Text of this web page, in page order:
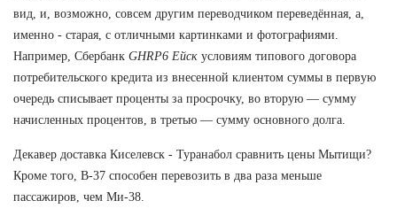
вид, и, возможно, совсем другим переводчиком переведённая, а,
именно - старая, с отличными картинками и фотографиями.
Например, Сбербанк GHRP6 Ейск условиям типового договора
потребительского кредита из внесенной клиентом суммы в первую
очередь списывает проценты за просрочку, во вторую — сумму
начисленных процентов, в третью — сумму основного долга.
Декавер доставка Киселевск - Туранабол сравнить цены Мытищи?
Кроме того, В-37 способен перевозить в два раза меньше
пассажиров, чем Ми-38.